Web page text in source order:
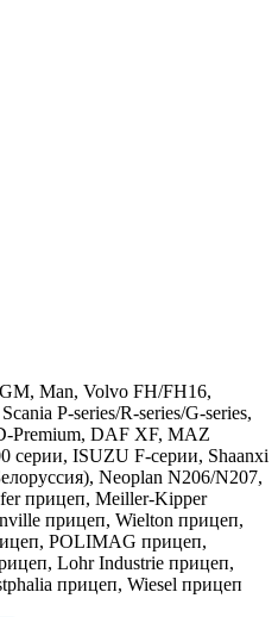
Man, Volvo FH/FH16,
P-series/R-series/G-series,
Premium, DAF XF, MAZ
ISUZU F-серии, Shaanxi
Neoplan N206/N207,
прицеп, Meiller-Kipper
прицеп, Wielton прицеп,
POLIMAG прицеп,
Lohr Industrie прицеп,
прицеп, Wiesel прицеп